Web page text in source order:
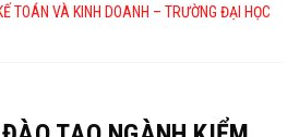
TOÁN VÀ KINH DOANH – TRƯỜNG ĐẠI HỌC